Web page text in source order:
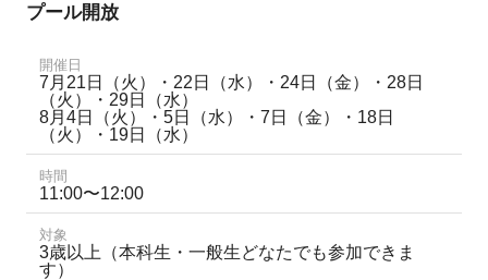
プール開放
開催日
7月21日（火）・22日（水）・24日（金）・28日
（火）・29日（水）
8月4日（火）・5日（水）・7日（金）・18日
（火）・19日（水）
時間
11:00〜12:00
対象
3歳以上（本科生・一般生どなたでも参加できま
す）